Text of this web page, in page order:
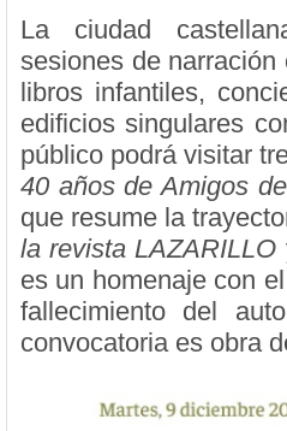
La ciudad
sesiones de
libros infantiles,
edificios singulares
público podrá visitar
40 años de Amigos
que resume la
la revista LAZARILLO
es un homenaje con
fallecimiento del
convocatoria es obra